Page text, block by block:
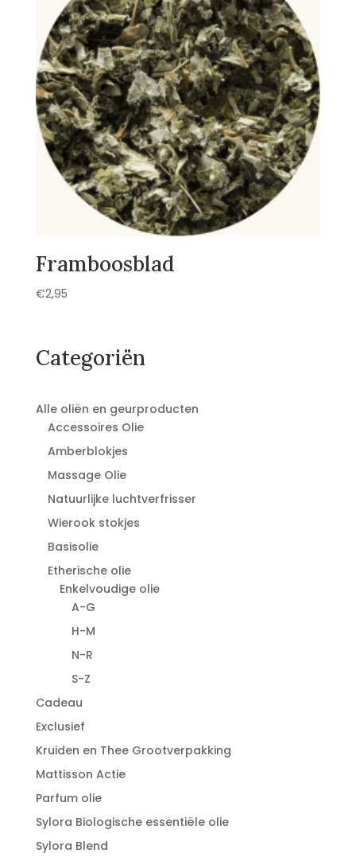
Framboosblad
€2,95
Categoriën
Alle oliën en geurproducten
Accessoires Olie
Amberblokjes
Massage Olie
Natuurlijke luchtverfrisser
Wierook stokjes
Basisolie
Etherische olie
Enkelvoudige olie
A-G
H-M
N-R
S-Z
Cadeau
Exclusief
Kruiden en Thee Grootverpakking
Mattisson Actie
Parfum olie
Sylora Biologische essentiële olie
Sylora Blend